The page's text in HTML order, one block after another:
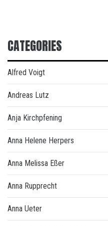
CATEGORIES
Alfred Voigt
Andreas Lutz
Anja Kirchpfening
Anna Helene Herpers
Anna Melissa Eßer
Anna Rupprecht
Anna Ueter